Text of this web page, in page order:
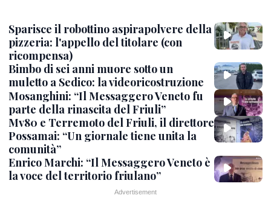
Sparisce il robottino aspirapolvere della
pizzeria: l'appello del titolare (con
ricompensa)
Bimbo di sei anni muore sotto un
muletto a Sedico: la videoricostruzione
Mosanghini: “Il Messaggero Veneto fu
parte della rinascita del Friuli”
Mv80 e Terremoto del Friuli, il direttore
Possamai: “Un giornale tiene unita la
comunità”
Enrico Marchi: “Il Messaggero Veneto è
la voce del territorio friulano”